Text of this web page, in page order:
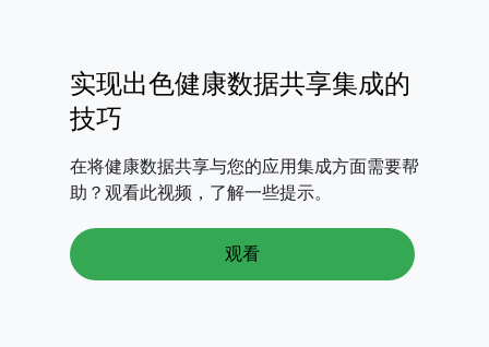
实现出色健康数据共享集成的
技巧
在将健康数据共享与您的应用集成方面需要帮
助？观看此视频，了解一些提示。
观看